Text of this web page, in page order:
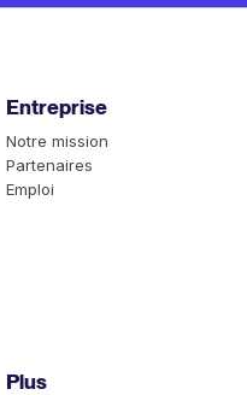
Entreprise
Notre mission
Partenaires
Emploi
Plus